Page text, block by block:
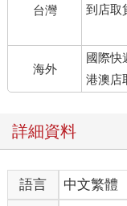
台灣
到店取
海外
國際快
港澳店
詳細資料
語言 中文繁體